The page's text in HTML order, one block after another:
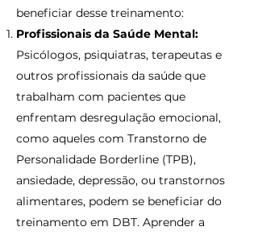
beneficiar desse treinamento:
Profissionais da Saúde Mental:
Psicólogos, psiquiatras, terapeutas e
outros profissionais da saúde que
trabalham com pacientes que
enfrentam desregulação emocional,
como aqueles com Transtorno de
Personalidade Borderline (TPB),
ansiedade, depressão, ou transtornos
alimentares, podem se beneficiar do
treinamento em DBT. Aprender a